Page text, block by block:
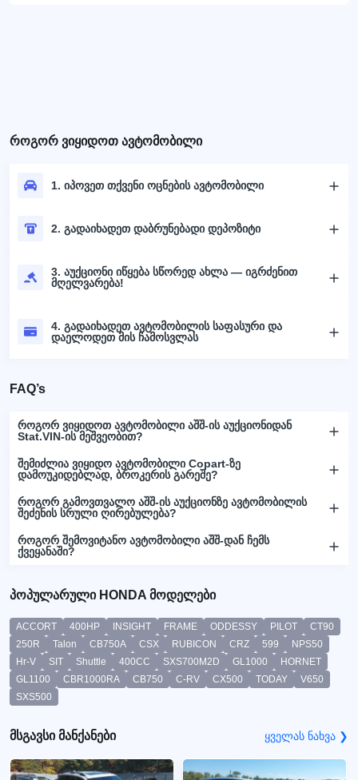
როგორ ვიყიდოთ ავტომობილი
1. იპოვეთ თქვენი ოცნების ავტომობილი
2. გადაიხადეთ დაბრუნებადი დეპოზიტი
3. აუქციონი იწყება სწორედ ახლა — იგრძენით
მღელვარება!
4. გადაიხადეთ ავტომობილის საფასური და
დაელოდეთ მის ჩამოსვლას
FAQ’s
როგორ ვიყიდოთ ავტომობილი აშშ-ის აუქციონიდან
Stat.VIN-ის მეშვეობით?
შემიძლია ვიყიდო ავტომობილი Copart-ზე
დამოუკიდებლად, ბროკერის გარეშე?
როგორ გამოვთვალო აშშ-ის აუქციონზე ავტომობილის
შეძენის სრული ღირებულება?
როგორ შემოვიტანო ავტომობილი აშშ-დან ჩემს
ქვეყანაში?
პოპულარული HONDA მოდელები
ACCORT 400HP INSIGHT FRAME ODDESSY PILOT
CT90
250R
Talon CB750A CSX RUBICON CRZ 599
NPS50
Hr-V
SIT Shuttle 400CC SXS700M2D GL1000
HORNET
GL1100
CBR1000RA CB750 C-RV CX500 TODAY
V650
SXS500
მსგავსი მანქანები ყველას ნახვა ❯